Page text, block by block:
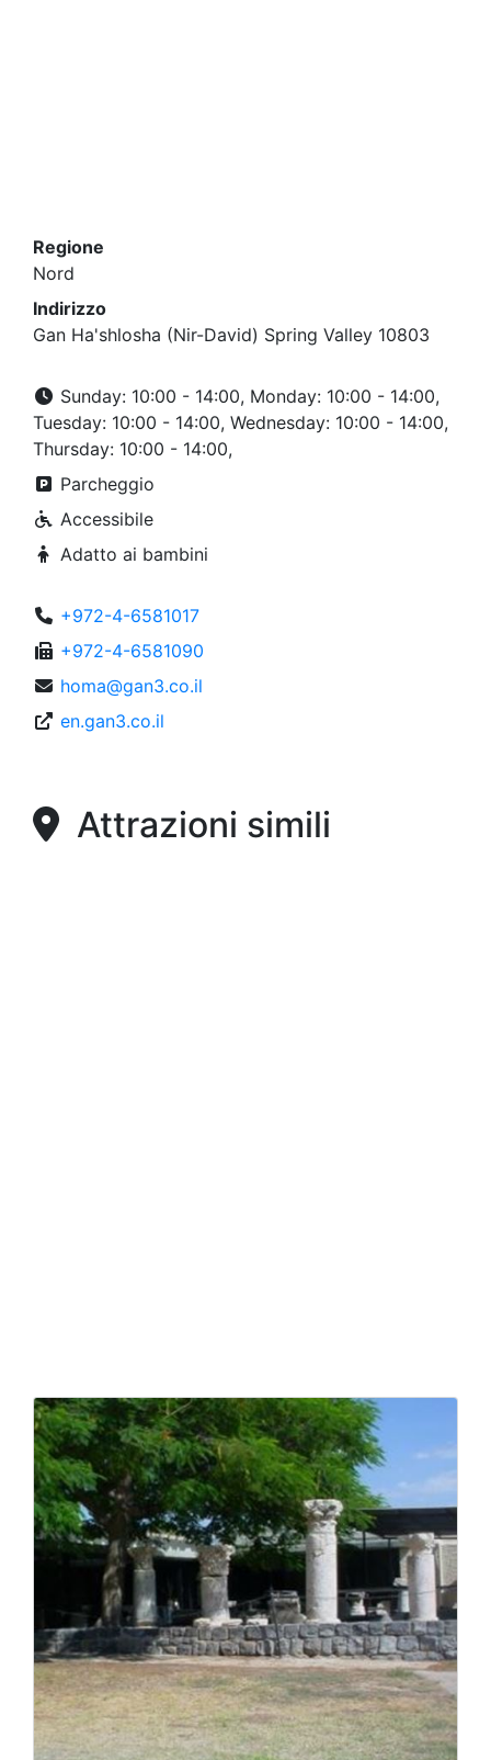
Regione
Nord
Indirizzo
Gan Ha'shlosha (Nir-David) Spring Valley 10803
Sunday: 10:00 - 14:00, Monday: 10:00 - 14:00,
Tuesday: 10:00 - 14:00, Wednesday: 10:00 - 14:00,
Thursday: 10:00 - 14:00,
Parcheggio
Accessibile
Adatto ai bambini
+972-4-6581017
+972-4-6581090
homa@gan3.co.il
en.gan3.co.il
Attrazioni simili